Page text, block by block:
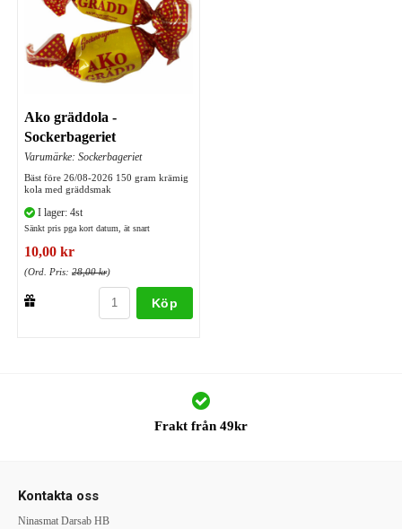
Ako gräddola -
Sockerbageriet
Varumärke: Sockerbageriet
Bäst före 26/08-2026 150 gram krämig
kola med gräddsmak
I lager: 4st
Sänkt pris pga kort datum, ät snart
10,00 kr
(Ord. Pris: 28,00 kr)
Köp
Frakt från 49kr
Kontakta oss
Ninasmat Darsab HB